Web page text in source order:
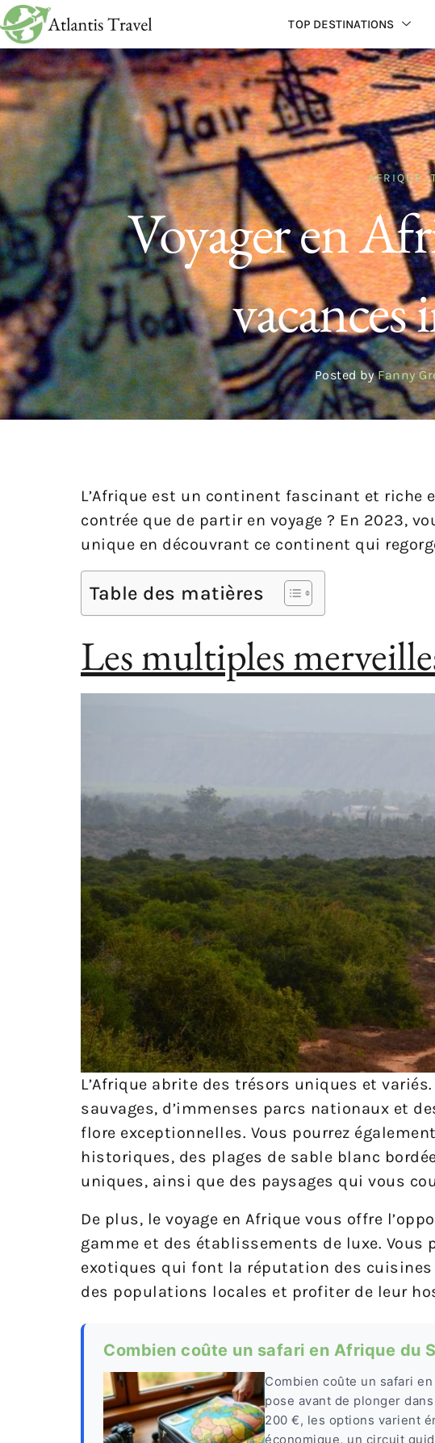
TOP DESTINATIONS
AFRIQUE,
Voyager en
Posted by Fanny
L’Afrique est un continent fascinant et riche
contrée que de partir en voyage ? En 2023,
unique en découvrant ce continent qui
Table des matières
Les multiples
L’Afrique abrite des trésors uniques et
sauvages, d’immenses parcs nationaux et
flore exceptionnelles. Vous pourrez
historiques, des plages de sable blanc
uniques, ainsi que des paysages qui vous
De plus, le voyage en Afrique vous offre
gamme et des établissements de luxe. Vous
exotiques qui font la réputation des
des populations locales et profiter de leur
Combien coûte un safari en Afrique du
Combien coûte un safari
pose avant de plonger
200 €, les options varient
économique, un circuit